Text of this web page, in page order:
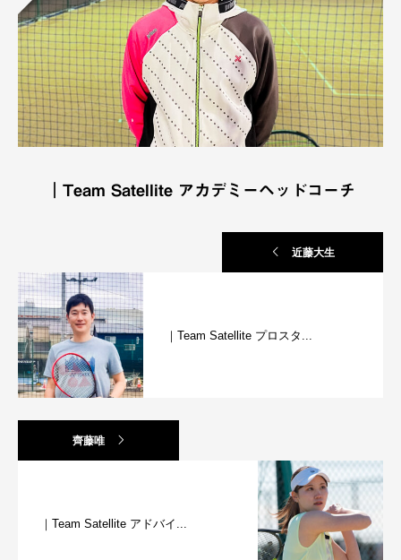
｜Team Satellite アカデミーヘッドコーチ
近藤大生
｜Team Satellite プロスタ...
齊藤唯
｜Team Satellite アドバイ...